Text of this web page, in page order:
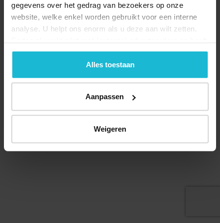
gegevens over het gedrag van bezoekers op onze
website, welke enkel worden gebruikt voor een interne
analyse. U helpt ons enorm als u deze aan wilt zetten.
geen commerciële doelstelling. U kunt deze cookies via
de knoppen accepteren, beheren of weigeren.
Alles toestaan
Aanpassen
Weigeren
© 2026 Stichting Forten Nederland
Doneer nu Disclaimer